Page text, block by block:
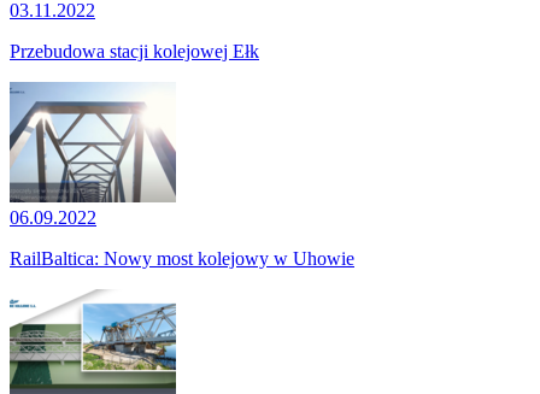
03.11.2022
Przebudowa stacji kolejowej Ełk
06.09.2022
RailBaltica: Nowy most kolejowy w Uhowie